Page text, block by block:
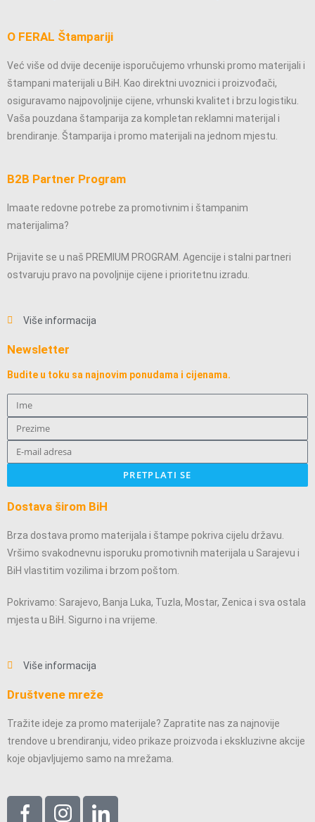
O FERAL Štampariji
Već više od dvije decenije isporučujemo vrhunski promo materijali i
štampani materijali u BiH. Kao direktni uvoznici i proizvođači,
osiguravamo najpovoljnije cijene, vrhunski kvalitet i brzu logistiku.
Vaša pouzdana štamparija za kompletan reklamni materijal i
brendiranje. Štamparija i promo materijali na jednom mjestu.
B2B Partner Program
Imaate redovne potrebe za promotivnim i štampanim
materijalima?
Prijavite se u naš PREMIUM PROGRAM. Agencije i stalni partneri
ostvaruju pravo na povoljnije cijene i prioritetnu izradu.
Više informacija
Newsletter
Budite u toku sa najnovim ponudama i cijenama.
PRETPLATI SE
Dostava širom BiH
Brza dostava promo materijala i štampe pokriva cijelu državu.
Vršimo svakodnevnu isporuku promotivnih materijala u Sarajevu i
BiH vlastitim vozilima i brzom poštom.
Pokrivamo: Sarajevo, Banja Luka, Tuzla, Mostar, Zenica i sva ostala
mjesta u BiH. Sigurno i na vrijeme.
Više informacija
Društvene mreže
Tražite ideje za promo materijale? Zapratite nas za najnovije
trendove u brendiranju, video prikaze proizvoda i ekskluzivne akcije
koje objavljujemo samo na mrežama.